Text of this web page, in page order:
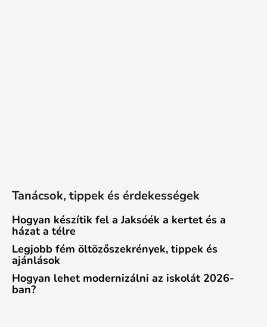
Tanácsok, tippek és érdekességek
Hogyan készítik fel a Jaksóék a kertet és a
házat a télre
Legjobb fém öltözőszekrények, tippek és
ajánlások
Hogyan lehet modernizálni az iskolát 2026-
ban?